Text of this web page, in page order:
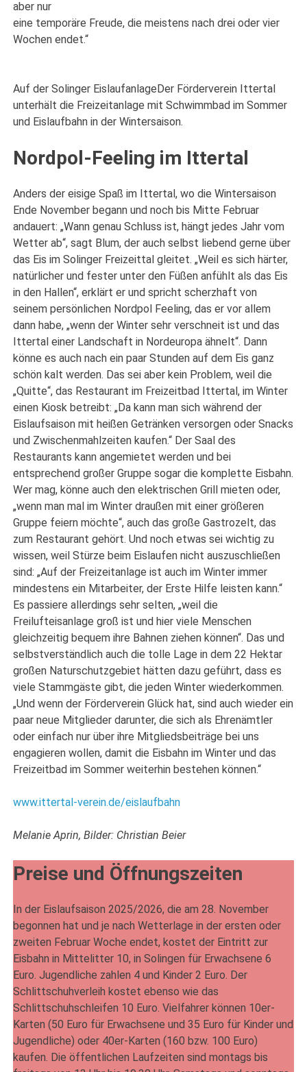
aber nur
eine temporäre Freude, die meistens nach drei oder vier
Wochen endet.“
Auf der Solinger EislaufanlageDer Förderverein Ittertal
unterhält die Freizeitanlage mit Schwimmbad im Sommer
und Eislaufbahn in der Wintersaison.
Nordpol-Feeling im Ittertal
Anders der eisige Spaß im Ittertal, wo die Wintersaison
Ende November begann und noch bis Mitte Februar
andauert: „Wann genau Schluss ist, hängt jedes Jahr vom
Wetter ab“, sagt Blum, der auch selbst liebend gerne über
das Eis im Solinger Freizeittal gleitet. „Weil es sich härter,
natürlicher und fester unter den Füßen anfühlt als das Eis
in den Hallen“, erklärt er und spricht scherzhaft von
seinem persönlichen Nordpol Feeling, das er vor allem
dann habe, „wenn der Winter sehr verschneit ist und das
Ittertal einer Landschaft in Nordeuropa ähnelt“. Dann
könne es auch nach ein paar Stunden auf dem Eis ganz
schön kalt werden. Das sei aber kein Problem, weil die
„Quitte“, das Restaurant im Freizeitbad Ittertal, im Winter
einen Kiosk betreibt: „Da kann man sich während der
Eislaufsaison mit heißen Getränken versorgen oder Snacks
und Zwischenmahlzeiten kaufen.“ Der Saal des
Restaurants kann angemietet werden und bei
entsprechend großer Gruppe sogar die komplette Eisbahn.
Wer mag, könne auch den elektrischen Grill mieten oder,
„wenn man mal im Winter draußen mit einer größeren
Gruppe feiern möchte“, auch das große Gastrozelt, das
zum Restaurant gehört. Und noch etwas sei wichtig zu
wissen, weil Stürze beim Eislaufen nicht auszuschließen
sind: „Auf der Freizeitanlage ist auch im Winter immer
mindestens ein Mitarbeiter, der Erste Hilfe leisten kann.“
Es passiere allerdings sehr selten, „weil die
Freilufteisanlage groß ist und hier viele Menschen
gleichzeitig bequem ihre Bahnen ziehen können“. Das und
selbstverständlich auch die tolle Lage in dem 22 Hektar
großen Naturschutzgebiet hätten dazu geführt, dass es
viele Stammgäste gibt, die jeden Winter wiederkommen.
„Und wenn der Förderverein Glück hat, sind auch wieder ein
paar neue Mitglieder darunter, die sich als Ehrenämtler
oder einfach nur über ihre Mitgliedsbeiträge bei uns
engagieren wollen, damit die Eisbahn im Winter und das
Freizeitbad im Sommer weiterhin bestehen können.“
www.ittertal-verein.de/eislaufbahn
Melanie Aprin, Bilder: Christian Beier
Preise und Öffnungszeiten
In der Eislaufsaison 2025/2026, die am 28. November
begonnen hat und je nach Wetterlage in der ersten oder
zweiten Februar Woche endet, kostet der Eintritt zur
Eisbahn in Mittelitter 10, in Solingen für Erwachsene 6
Euro. Jugendliche zahlen 4 und Kinder 2 Euro. Der
Schlittschuhverleih kostet ebenso wie das
Schlittschuhschleifen 10 Euro. Vielfahrer können 10er-
Karten (50 Euro für Erwachsene und 35 Euro für Kinder und
Jugendliche) oder 40er-Karten (160 bzw. 100 Euro)
kaufen. Die öffentlichen Laufzeiten sind montags bis